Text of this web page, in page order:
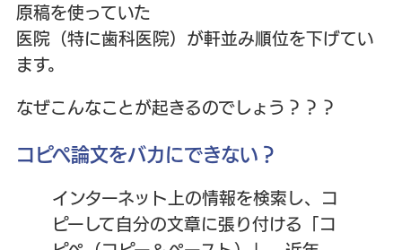
原稿を使っていた
医院（特に歯科医院）が軒並み順位を下げてい
ます。
なぜこんなことが起きるのでしょう？？？
コピペ論文をバカにできない？
インターネット上の情報を検索し、コ
ピーして自分の文章に張り付ける「コ